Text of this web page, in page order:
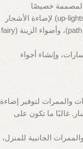
خصيصًا
للاستخدام في الحدائق، مثل الأضواء الأرضية (up-lights) لإضاءة الأشجار
من الأسفل، وأضواء المسارات الصغيرة (path lights)، وأضواء الزينة (fairy
وإنشاء أجواء
والممرات لتوفير إضاءة
غالبًا ما تكون على
الجانبية للمنزل،